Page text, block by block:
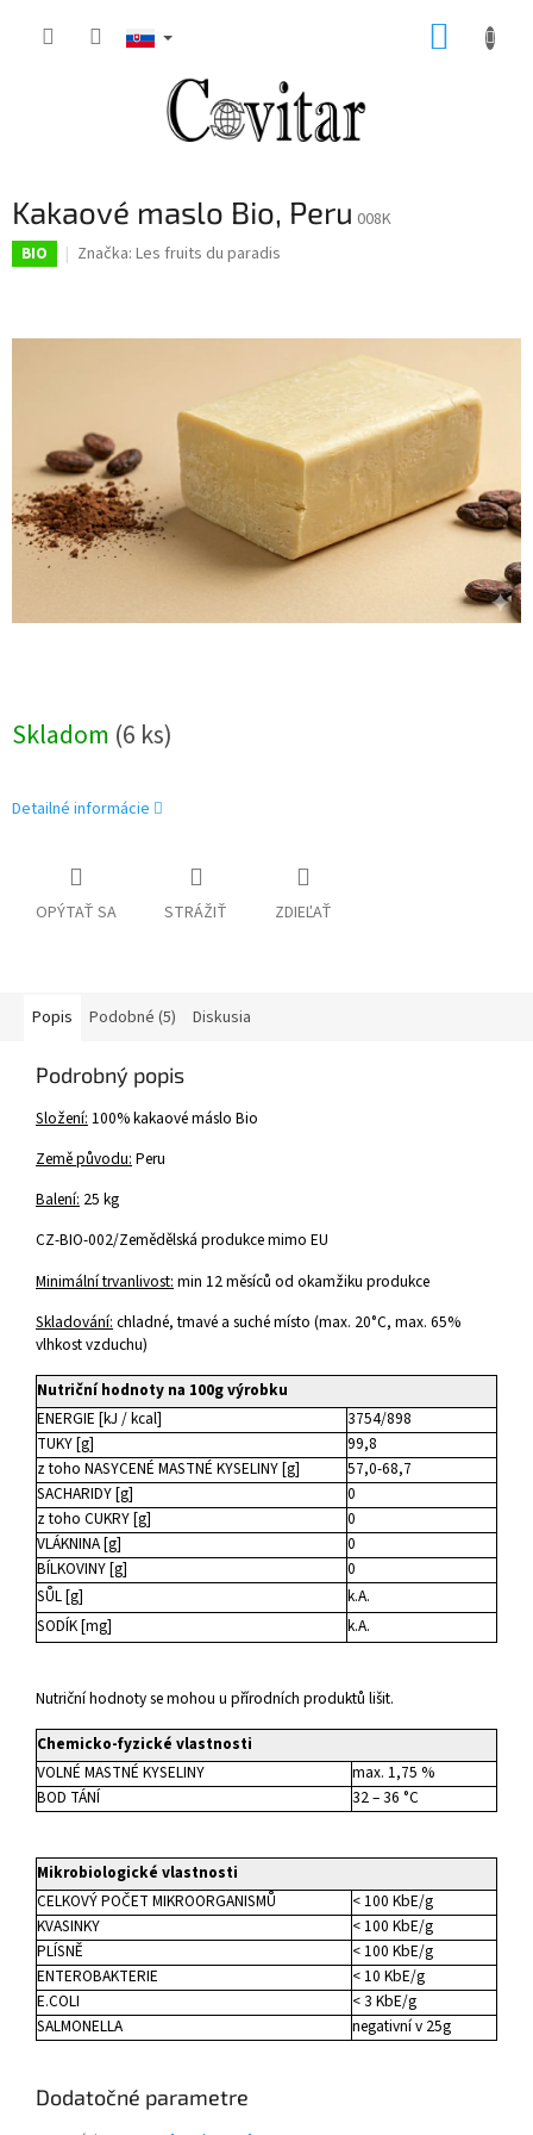
Kakaové maslo Bio, Peru 008K
BIO Značka: Les fruits du paradis
Skladom (6 ks)
Detailné informácie
OPÝTAŤ SA STRÁŽIŤ ZDIEĽAŤ
Popis Podobné (5) Diskusia
Podrobný popis
Složení: 100% kakaové máslo Bio
Země původu: Peru
Balení: 25 kg
CZ-BIO-002/Zemědělská produkce mimo EU
Minimální trvanlivost: min 12 měsíců od okamžiku produkce
Skladování: chladné, tmavé a suché místo (max. 20°C, max. 65%
vlhkost vzduchu)
Nutriční hodnoty na 100g výrobku
ENERGIE [kJ / kcal]
3754/898
TUKY [g]
99,8
z toho NASYCENÉ MASTNÉ KYSELINY [g]
57,0-68,7
SACHARIDY [g]
0
z toho CUKRY [g]
0
VLÁKNINA [g]
0
BÍLKOVINY [g]
0
SŮL [g]
k.A.
SODÍK [mg]
k.A.
Nutriční hodnoty se mohou u přírodních produktů lišit.
Chemicko-fyzické vlastnosti
VOLNÉ MASTNÉ KYSELINY
max. 1,75 %
BOD TÁNÍ
32 – 36 °C
Mikrobiologické vlastnosti
CELKOVÝ POČET MIKROORGANISMŮ
< 100 KbE/g
KVASINKY
< 100 KbE/g
PLÍSNĚ
< 100 KbE/g
ENTEROBAKTERIE
< 10 KbE/g
E.COLI
< 3 KbE/g
SALMONELLA
negativní v 25g
Dodatočné parametre